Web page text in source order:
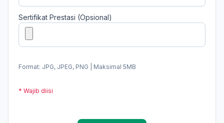
Sertifikat Prestasi (Opsional)
Format: JPG, JPEG, PNG | Maksimal 5MB
* Wajib diisi